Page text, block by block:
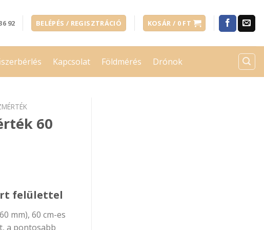
92 BELÉPÉS / REGISZTRÁCIÓ KOSÁR / 0 FT
Kapcsolat Földmérés Drónok
60
felülettel
mm), 60 cm-es
a pontosabb